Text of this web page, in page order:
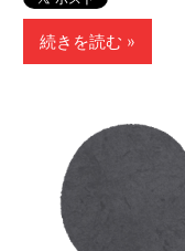
続きを読む